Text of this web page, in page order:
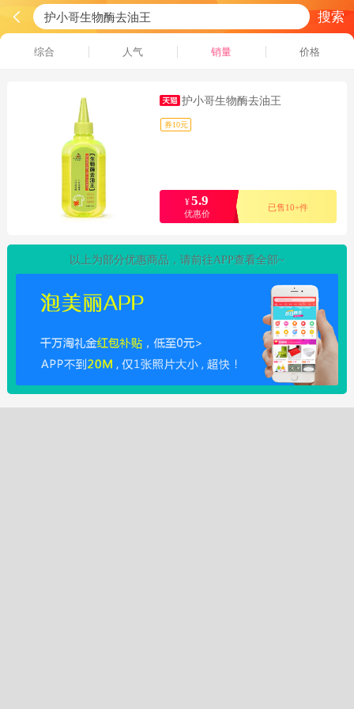
搜索
综合 人气 销量 价格
护小哥生物酶去油王
券10元
¥5.9
优惠价
已售10+件
以上为部分优惠商品，请前往APP查看全部~